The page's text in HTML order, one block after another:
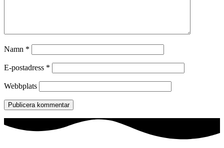
Namn *
E-postadress *
Webbplats